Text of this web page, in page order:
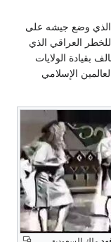
الذي وضع جيشه على
العراقي الذي
بقيادة الولايات
الإسلامي